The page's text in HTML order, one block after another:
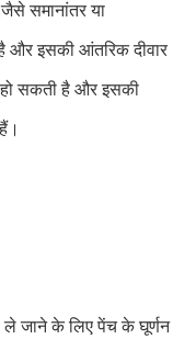
समानांतर या
और इसकी आंतरिक दीवार
सकती है और इसकी
जाने के लिए पेंच के घूर्णन